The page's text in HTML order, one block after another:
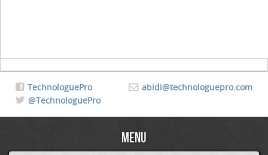
abidi@technologuepro.com
TechnologuePro
@TechnologuePro
Menu